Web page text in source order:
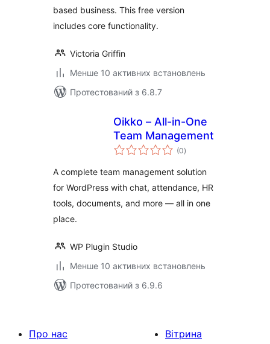
based business. This free version
includes core functionality.
Victoria Griffin
Менше 10 активних встановлень
Протестований з 6.8.7
Oikko – All-in-One
Team Management
(0загальний
рейтинг
)
A complete team management solution
for WordPress with chat, attendance, HR
tools, documents, and more — all in one
place.
WP Plugin Studio
Менше 10 активних встановлень
Протестований з 6.9.6
Про нас
Вітрина